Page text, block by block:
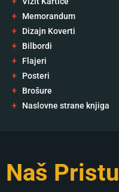
+ Memorandum
+ Dizajn Koverti
+ Bilbordi
+ Flajeri
+ Posteri
+ Brošure
+ Naslovne strane knjiga
Naš